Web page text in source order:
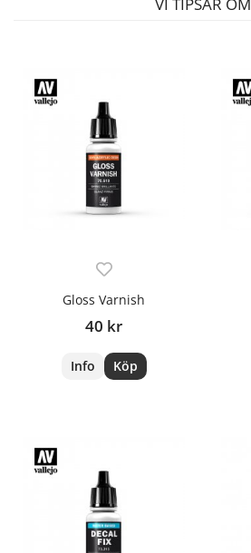
Gloss Varnish
40 kr
Info Köp